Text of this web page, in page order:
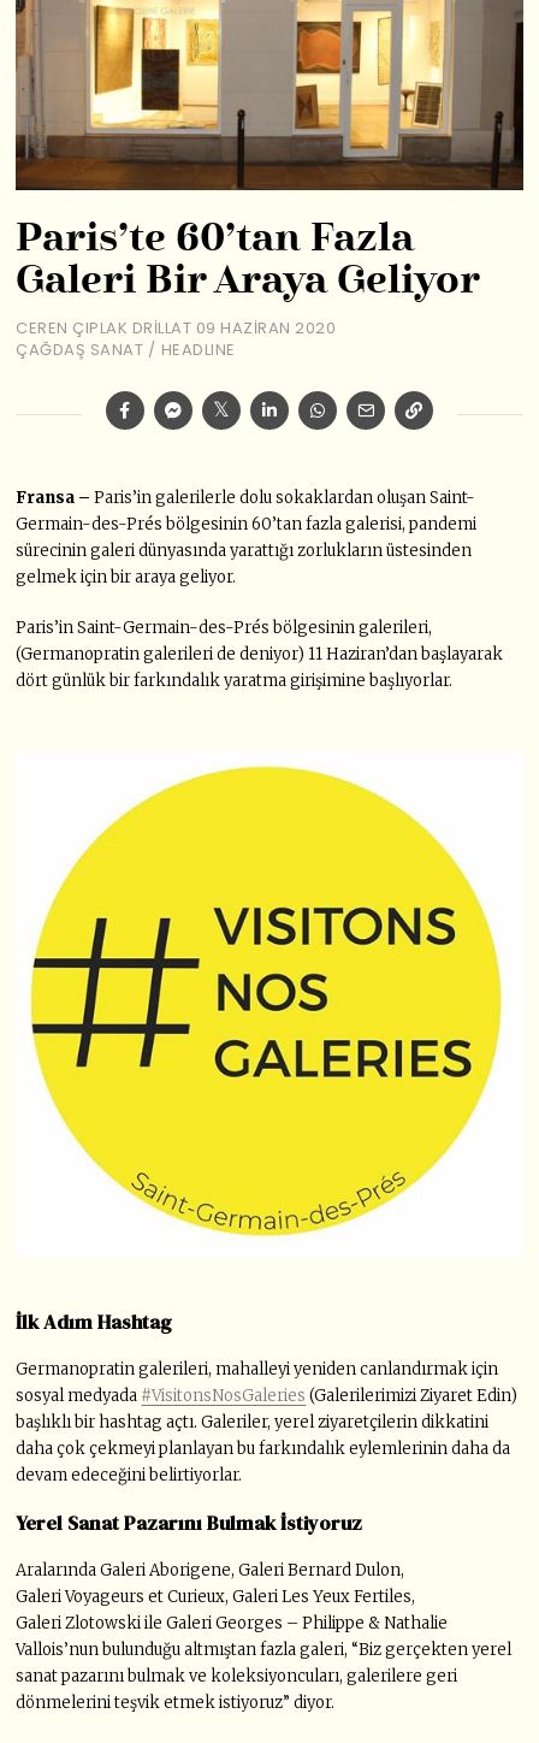
Paris’te 60’tan Fazla
Galeri Bir Araya Geliyor
CEREN ÇIPLAK DRILLAT 09 HAZIRAN 2020
ÇAĞDAŞ SANAT / HEADLINE
Fransa –Paris’in galerilerle dolu sokaklardan oluşan Saint-
Germain-des-Prés bölgesinin 60’tan fazla galerisi, pandemi
sürecinin galeri dünyasında yarattığı zorlukların üstesinden
gelmek için bir araya geliyor.
Paris’in Saint-Germain-des-Prés bölgesinin galerileri,
(Germanopratin galerileri de deniyor) 11 Haziran’dan başlayarak
dört günlük bir farkındalık yaratma girişimine başlıyorlar.
İlk Adım Hashtag
Germanopratin galerileri, mahalleyi yeniden canlandırmak için
sosyal medyada #VisitonsNosGaleries (Galerilerimizi Ziyaret Edin)
başlıklı bir hashtag açtı. Galeriler, yerel ziyaretçilerin dikkatini
daha çok çekmeyi planlayan bu farkındalık eylemlerinin daha da
devam edeceğini belirtiyorlar.
Yerel Sanat Pazarını Bulmak İstiyoruz
Aralarında Galeri Aborigene, Galeri Bernard Dulon,
Galeri Voyageurs et Curieux, Galeri Les Yeux Fertiles,
Galeri Zlotowski ile Galeri Georges – Philippe & Nathalie
Vallois’nun bulunduğu altmıştan fazla galeri, “Biz gerçekten yerel
sanat pazarını bulmak ve koleksiyoncuları, galerilere geri
dönmelerini teşvik etmek istiyoruz” diyor.